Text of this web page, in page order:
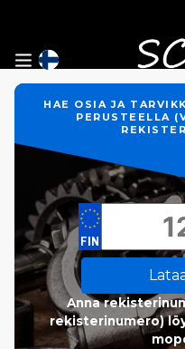
HAE OSIA JA
PERUSTEELLA
Anna
rekisterinumero)